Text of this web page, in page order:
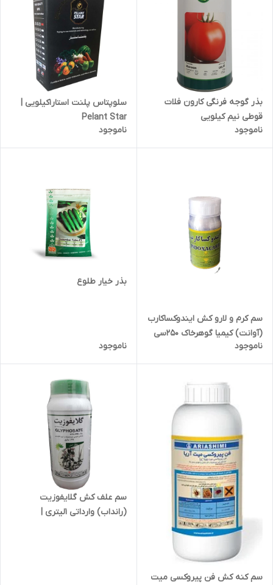
بذر گوجه فرنگی کارون فلات
قوطی نیم کیلویی
ناموجود
سلوپتاس پلنت استار1کیلویی |
Pelant Star
ناموجود
سم کرم و لارو کش ایندوکساکارب
(آوانت) کیمیا گوهرخاک 250سی
سی | indoxacarb
ناموجود
بذر خیار طلوع
ناموجود
سم کنه کش فن پیروکسی میت
سم علف کش گلایفوزیت
(رانداب) وارداتی 1لیتری |